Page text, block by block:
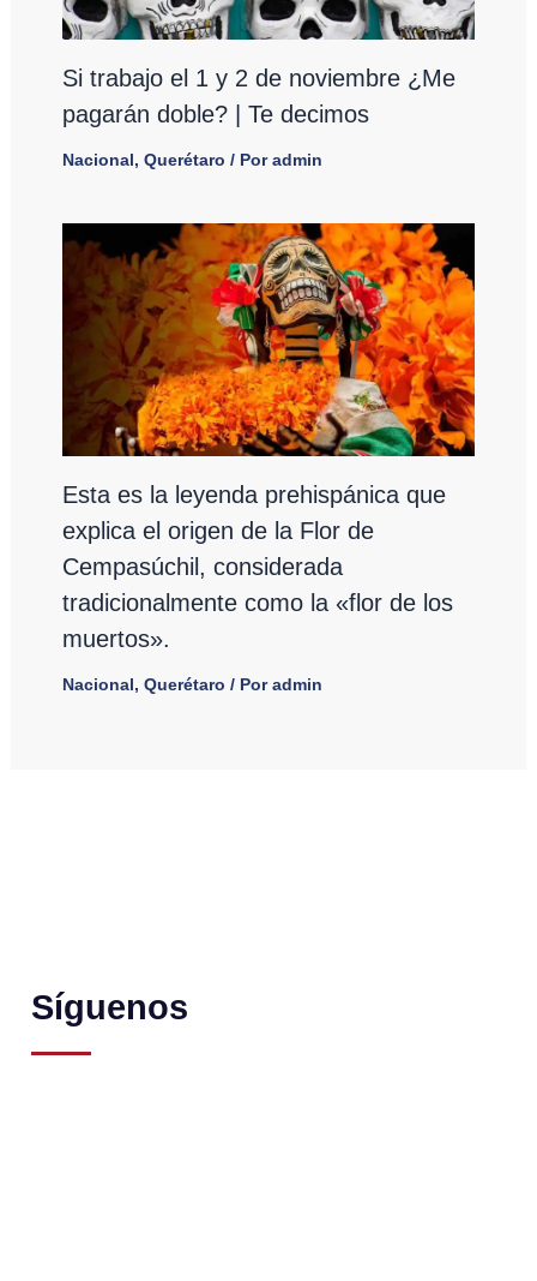
Si trabajo el 1 y 2 de noviembre ¿Me
pagarán doble? | Te decimos
Nacional, Querétaro / Poradmin
Esta es la leyenda prehispánica que
explica el origen de la Flor de
Cempasúchil, considerada
tradicionalmente como la «flor de los
muertos».
Nacional, Querétaro / Poradmin
Síguenos